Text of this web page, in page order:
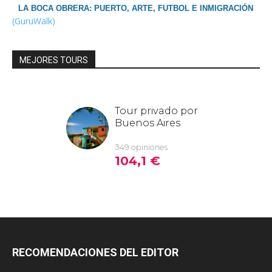
LA BOCA OBRERA: PUERTO, ARTE, FUTBOL E INMIGRACIÓN
(GuruWalk)
MEJORES TOURS
RECOMENDACIONES DEL EDITOR